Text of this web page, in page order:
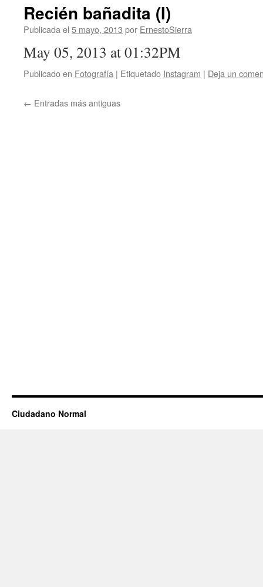
Recién bañadita (I)
Publicada el 5 mayo, 2013 por ErnestoSierra
May 05, 2013 at 01:32PM
Publicado en Fotografía | Etiquetado Instagram | Deja un
← Entradas más antiguas
Ciudadano Normal